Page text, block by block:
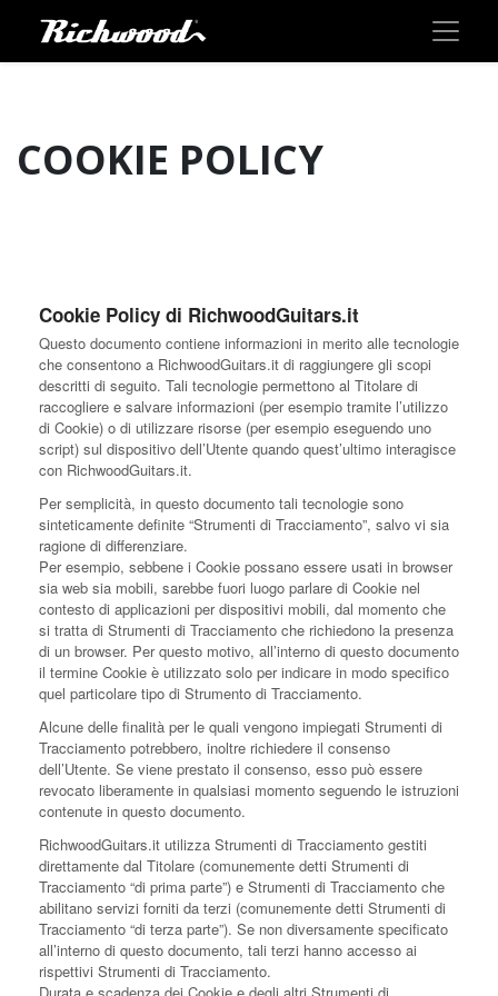
COOKIE POLICY
Cookie Policy di RichwoodGuitars.it
Questo documento contiene informazioni in merito alle tecnologie
che consentono a RichwoodGuitars.it di raggiungere gli scopi
descritti di seguito. Tali tecnologie permettono al Titolare di
raccogliere e salvare informazioni (per esempio tramite l’utilizzo
di Cookie) o di utilizzare risorse (per esempio eseguendo uno
script) sul dispositivo dell’Utente quando quest’ultimo interagisce
con RichwoodGuitars.it.
Per semplicità, in questo documento tali tecnologie sono
sinteticamente definite “Strumenti di Tracciamento”, salvo vi sia
ragione di differenziare.
Per esempio, sebbene i Cookie possano essere usati in browser
sia web sia mobili, sarebbe fuori luogo parlare di Cookie nel
contesto di applicazioni per dispositivi mobili, dal momento che
si tratta di Strumenti di Tracciamento che richiedono la presenza
di un browser. Per questo motivo, all’interno di questo documento
il termine Cookie è utilizzato solo per indicare in modo specifico
quel particolare tipo di Strumento di Tracciamento.
Alcune delle finalità per le quali vengono impiegati Strumenti di
Tracciamento potrebbero, inoltre richiedere il consenso
dell’Utente. Se viene prestato il consenso, esso può essere
revocato liberamente in qualsiasi momento seguendo le istruzioni
contenute in questo documento.
RichwoodGuitars.it utilizza Strumenti di Tracciamento gestiti
direttamente dal Titolare (comunemente detti Strumenti di
Tracciamento “di prima parte”) e Strumenti di Tracciamento che
abilitano servizi forniti da terzi (comunemente detti Strumenti di
Tracciamento “di terza parte”). Se non diversamente specificato
all’interno di questo documento, tali terzi hanno accesso ai
rispettivi Strumenti di Tracciamento.